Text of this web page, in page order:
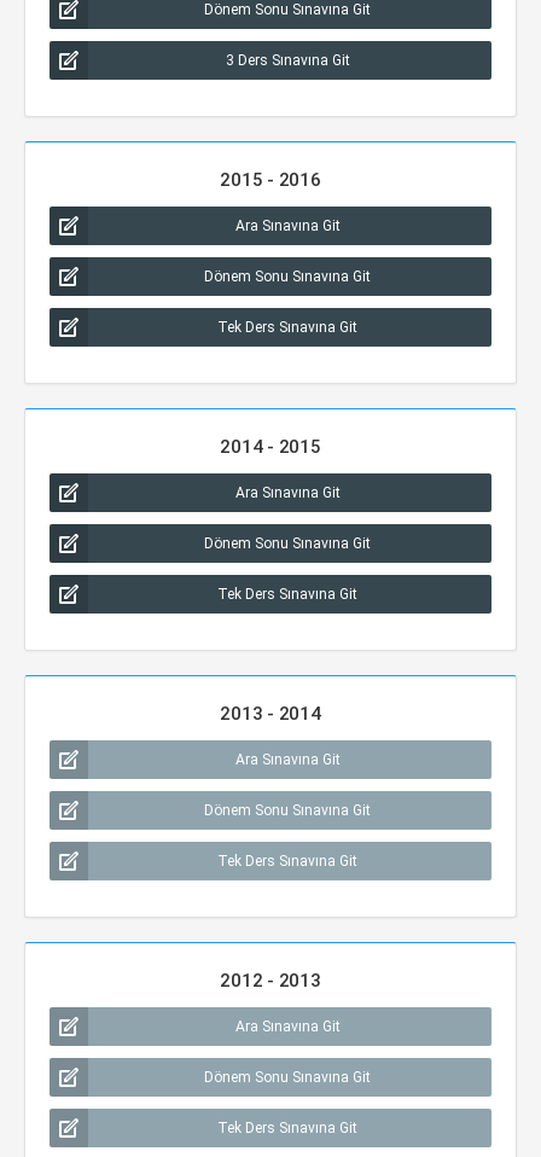
Dönem Sonu Sınavına Git
3 Ders Sınavına Git
2015 - 2016
Ara Sınavına Git
Dönem Sonu Sınavına Git
Tek Ders Sınavına Git
2014 - 2015
Ara Sınavına Git
Dönem Sonu Sınavına Git
Tek Ders Sınavına Git
2013 - 2014
Ara Sınavına Git
Dönem Sonu Sınavına Git
Tek Ders Sınavına Git
2012 - 2013
Ara Sınavına Git
Dönem Sonu Sınavına Git
Tek Ders Sınavına Git